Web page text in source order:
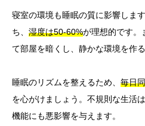
寝室の環境も睡眠の質に影響します
ち、 湿度は50-60%が理想的です。
て部屋を暗くし、静かな環境を作
睡眠のリズムを整えるため、 毎日
を心がけましょう。不規則な生活
機能にも悪影響を与えます。